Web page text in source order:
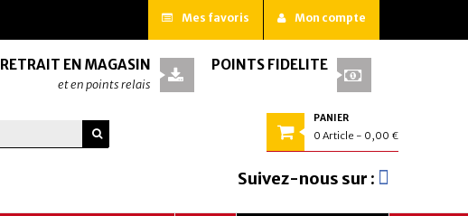
Mes favoris Mon compte
RETRAIT EN MAGASIN
et en points relais
POINTS FIDÉLITÉ
PANIER
0 Article - 0,00 €
Suivez-nous sur :